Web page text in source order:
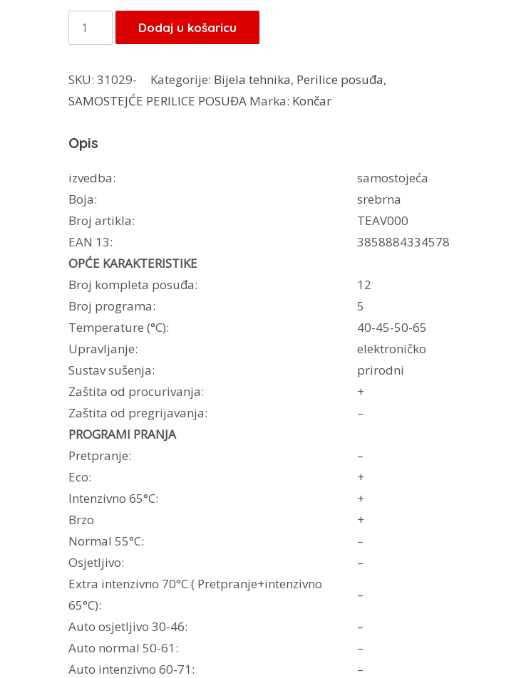
je:
689,00 KM.
599,00 KM.
Končar
perilica
PP60SY5N
količina
Dodaj u košaricu
SKU: 31029- Kategorije: Bijela tehnika, Perilice posuđa,
SAMOSTEJĆE PERILICE POSUĐA Marka: Končar
Opis
izvedba:
samostojeća
Boja:
srebrna
Broj artikla:
TEAV000
EAN 13:
3858884334578
OPĆE KARAKTERISTIKE
Broj kompleta posuđa:
12
Broj programa:
5
Temperature (°C):
40-45-50-65
Upravljanje:
elektroničko
Sustav sušenja:
prirodni
Zaštita od procurivanja:
+
Zaštita od pregrijavanja:
–
PROGRAMI PRANJA
Pretpranje:
–
Eco:
+
Intenzivno 65°C:
+
Brzo
+
Normal 55°C:
–
Osjetljivo:
–
Extra intenzivno 70°C ( Pretpranje+intenzivno
65°C):
–
Auto osjetljivo 30-46:
–
Auto normal 50-61:
–
Auto intenzivno 60-71:
–